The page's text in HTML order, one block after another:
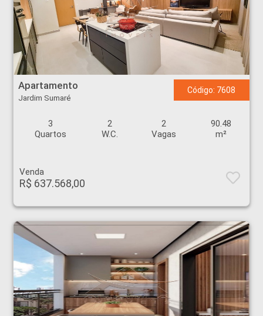
Apartamento - Jardim Sumaré - Ribeirão Preto
Apartamento
Jardim Sumaré
Código: 7608
3
Quartos
2
W.C.
2
Vagas
90.48
m²
Venda
R$ 637.568,00